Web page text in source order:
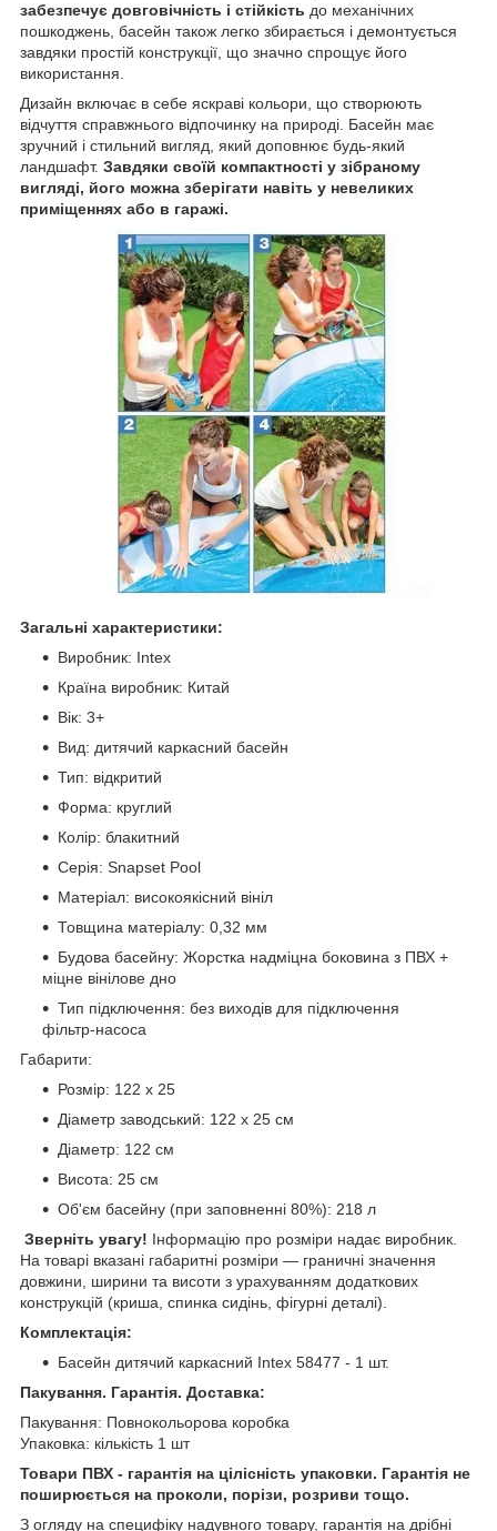
забезпечує довговічність і стійкість до механічних
пошкоджень, басейн також легко збирається і демонтується
завдяки простій конструкції, що значно спрощує його
використання.
Дизайн включає в себе яскраві кольори, що створюють
відчуття справжнього відпочинку на природі. Басейн має
зручний і стильний вигляд, який доповнює будь-який
ландшафт. Завдяки своїй компактності у зібраному
вигляді, його можна зберігати навіть у невеликих
приміщеннях або в гаражі.
Загальні характеристики:
Виробник: Intex
Країна виробник: Китай
Вік: 3+
Вид: дитячий каркасний басейн
Тип: відкритий
Форма: круглий
Колір: блакитний
Серія: Snapset Pool
Матеріал: високоякісний вініл
Товщина матеріалу: 0,32 мм
Будова басейну: Жорстка надміцна боковина з ПВХ +
міцне вінілове дно
Тип підключення: без виходів для підключення
фільтр-насоса
Габарити:
Розмір: 122 х 25
Діаметр заводський: 122 х 25 см
Діаметр: 122 см
Висота: 25 см
Об'єм басейну (при заповненні 80%): 218 л
Зверніть увагу! Інформацію про розміри надає виробник.
На товарі вказані габаритні розміри — граничні значення
довжини, ширини та висоти з урахуванням додаткових
конструкцій (криша, спинка сидінь, фігурні деталі).
Комплектація:
Басейн дитячий каркасний Intex 58477 - 1 шт.
Пакування. Гарантія. Доставка:
Пакування: Повнокольорова коробка
Упаковка: кількість 1 шт
Товари ПВХ - гарантія на цілісність упаковки. Гарантія не
поширюється на проколи, порізи, розриви тощо.
З огляду на специфіку надувного товару, гарантія на дрібні